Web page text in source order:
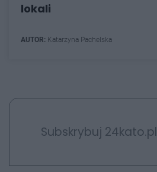
lokali
AUTOR: Katarzyna Pachelska
Subskrybuj 24kato.pl